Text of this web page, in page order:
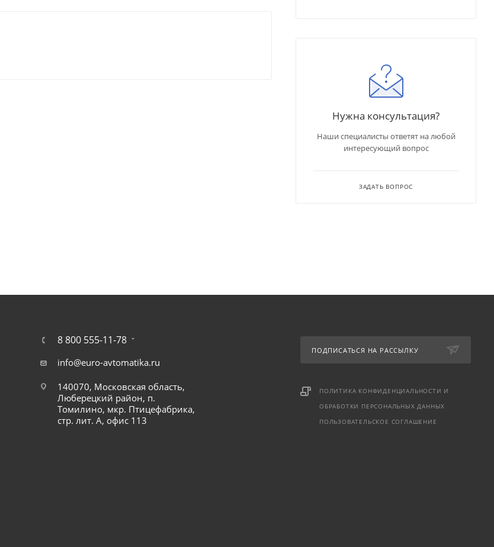
Нужна консультация?
Наши специалисты ответят на любой
интересующий вопрос
ЗАДАТЬ ВОПРОС
8 800 555-11-78
info@euro-avtomatika.ru
140070, Московская область,
Люберецкий район, п.
Томилино, мкр. Птицефабрика,
стр. лит. А, офис 113
ПОДПИСАТЬСЯ НА РАССЫЛКУ
ПОЛИТИКА КОНФИДЕНЦИАЛЬНОСТИ И
ОБРАБОТКИ ПЕРСОНАЛЬНЫХ ДАННЫХ
ПОЛЬЗОВАТЕЛЬСКОЕ СОГЛАШЕНИЕ